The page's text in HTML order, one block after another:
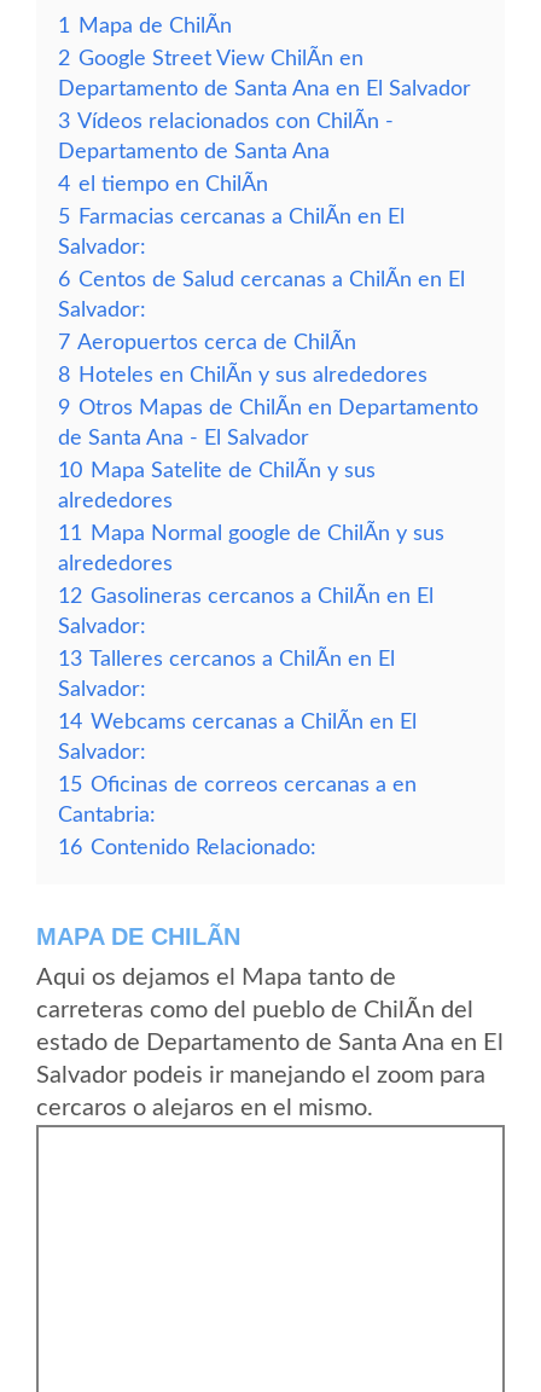
1
Mapa de ChilÃ­n
2 Google Street View ChilÃ­n en
Departamento de Santa Ana en El Salvador
3 Vídeos relacionados con ChilÃ­n -
Departamento de Santa Ana
4 el tiempo en ChilÃ­n
5 Farmacias cercanas a ChilÃ­n en El
Salvador:
6 Centos de Salud cercanas a ChilÃ­n en El
Salvador:
7 Aeropuertos cerca de ChilÃ­n
8 Hoteles en ChilÃ­n y sus alrededores
9 Otros Mapas de ChilÃ­n en Departamento
de Santa Ana - El Salvador
10 Mapa Satelite de ChilÃ­n y sus
alrededores
11
Mapa Normal google de ChilÃ­n y sus
alrededores
12 Gasolineras cercanos a ChilÃ­n en El
Salvador:
13 Talleres cercanos a ChilÃ­n en El
Salvador:
14 Webcams cercanas a ChilÃ­n en El
Salvador:
15 Oficinas de correos cercanas a en
Cantabria:
16 Contenido Relacionado:
MAPA DE CHILÃ­N
Aqui os dejamos el Mapa tanto de
carreteras como del pueblo de ChilÃ­n del
estado de Departamento de Santa Ana en El
Salvador podeis ir manejando el zoom para
cercaros o alejaros en el mismo.